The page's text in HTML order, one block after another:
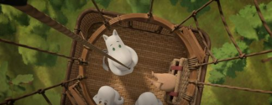
Dolina Muminków